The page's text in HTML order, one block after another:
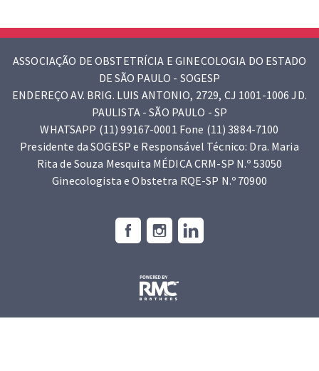
ASSOCIAÇÃO DE OBSTETRÍCIA E GINECOLOGIA DO ESTADO
DE SÃO PAULO - SOGESP
ENDEREÇO AV. BRIG. LUIS ANTONIO, 2729, CJ 1001-1006 JD.
PAULISTA - SÃO PAULO - SP
WHATSAPP (11) 99167-0001 Fone (11) 3884-7100
Presidente da SOGESP e Responsável Técnico: Dra. Maria
Rita de Souza Mesquita MÉDICA CRM-SP N.º 53050
Ginecologista e Obstetra RQE-SP N.º 70900